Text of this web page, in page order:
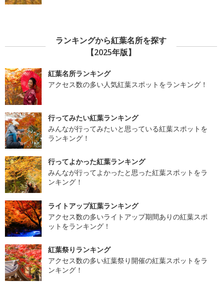
ランキングから紅葉名所を探す
【2025年版】
紅葉名所ランキング
アクセス数の多い人気紅葉スポットをランキング！
行ってみたい紅葉ランキング
みんなが行ってみたいと思っている紅葉スポットを
ランキング！
行ってよかった紅葉ランキング
みんなが行ってよかったと思った紅葉スポットをラ
ンキング！
ライトアップ紅葉ランキング
アクセス数の多いライトアップ期間ありの紅葉スポ
ットをランキング！
紅葉祭りランキング
アクセス数の多い紅葉祭り開催の紅葉スポットをラ
ンキング！